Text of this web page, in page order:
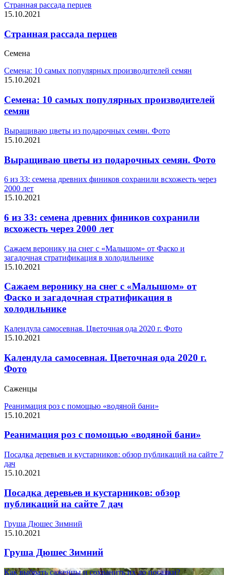
Странная рассада перцев
15.10.2021
Странная рассада перцев
Семена
Семена: 10 самых популярных производителей семян
15.10.2021
Семена: 10 самых популярных производителей
семян
Выращиваю цветы из подарочных семян. Фото
15.10.2021
Выращиваю цветы из подарочных семян. Фото
6 из 33: семена древних фиников сохранили всхожесть через
2000 лет
15.10.2021
6 из 33: семена древних фиников сохранили
всхожесть через 2000 лет
Сажаем веронику на снег с «Малышом» от Фаско и
загадочная стратификация в холодильнике
15.10.2021
Сажаем веронику на снег с «Малышом» от
Фаско и загадочная стратификация в
холодильнике
Календула самосевная. Цветочная ода 2020 г. Фото
15.10.2021
Календула самосевная. Цветочная ода 2020 г.
Фото
Саженцы
Реанимация роз с помощью «водяной бани»
15.10.2021
Реанимация роз с помощью «водяной бани»
Посадка деревьев и кустарников: обзор публикаций на сайте 7
дач
15.10.2021
Посадка деревьев и кустарников: обзор
публикаций на сайте 7 дач
Груша Дюшес Зимний
15.10.2021
Груша Дюшес Зимний
Как выбрать саженцы и сохранить их до посадки?